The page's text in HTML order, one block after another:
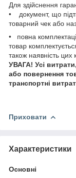
Для здійснення
• документ, що
товарний чек або
• повна
товар
також наявність цих
УВАГА! Усі
або повернення
транспортні
Приховати
Характеристики
Основні